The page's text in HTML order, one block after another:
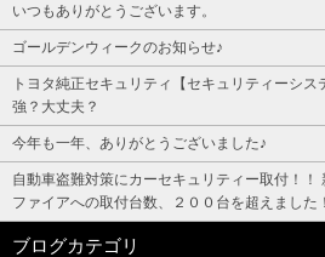
いつもありがとうございます。
ゴールデンウィークのお知らせ♪
トヨタ純正セキュリティ【セキュリティーシ
強？大丈夫？
今年も一年、ありがとうございました♪
自動車盗難対策にカーセキュリティー取付！
ファイアへの取付台数、２００台を超えました
ブログカテゴリ